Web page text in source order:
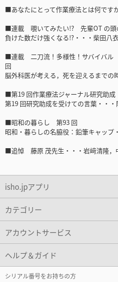
■あなたにとって作業療法とは何で
■連載 覗いてみたい!? 先輩OT の
負けた数だけ強くなる⁉・・・柴田八
■連載 二刀流！多様性！サバイバ
回
脳外科医が考える，死を迎えるまでの
■第19 回作業療法ジャーナル研究助成
第19 回研究助成を受けての言葉・・
■昭和の暮らし 第93 回
昭和・暮らしの名脇役：鉛筆キャップ
■追悼 藤原 茂先生・・・岩﨑清隆，
isho.jpアプリ
カテゴリー
アカウントサービス
ヘルプ＆ガイド
シリアル番号をお持ちの方